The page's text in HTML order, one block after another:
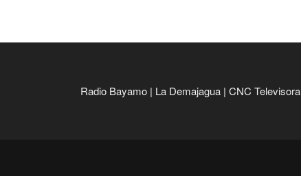
Radio Bayamo | La Demajagua | CNC Televisora